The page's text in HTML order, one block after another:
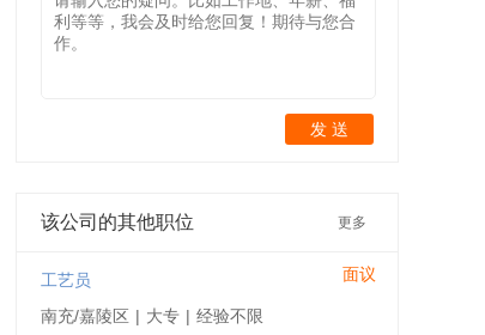
发 送
该公司的其他职位 更多
工艺员 面议
南充/嘉陵区 | 大专 | 经验不限